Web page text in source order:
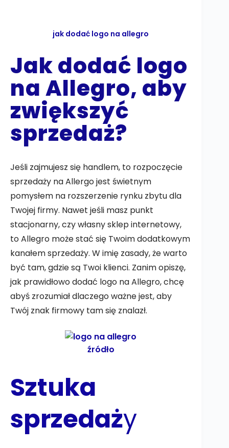
jak dodać logo na allegro
Jak dodać logo
na Allegro, aby
zwiększyć
sprzedaż?
Jeśli zajmujesz się handlem, to rozpoczęcie
sprzedaży na Allergo jest świetnym
pomysłem na rozszerzenie rynku zbytu dla
Twojej firmy. Nawet jeśli masz punkt
stacjonarny, czy własny sklep internetowy,
to Allegro może stać się Twoim dodatkowym
kanałem sprzedaży. W imię zasady, że warto
być tam, gdzie są Twoi klienci. Zanim opiszę,
jak prawidłowo dodać logo na Allegro, chcę
abyś zrozumiał dlaczego ważne jest, aby
Twój znak firmowy tam się znalazł.
źródło
Sztuka
sprzedaży